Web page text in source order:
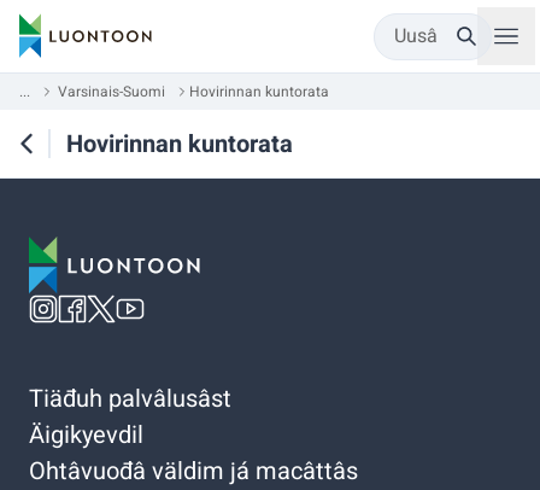
Uusâ
... Varsinais-Suomi Hovirinnan kuntorata
Hovirinnan kuntorata
Tiäđuh palvâlusâst
Äigikyevdil
Ohtâvuođâ väldim já macâttâs